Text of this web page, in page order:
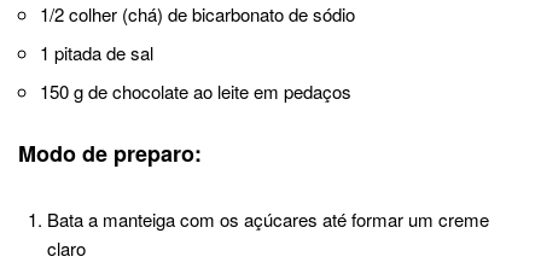
1/2 colher (chá) de bicarbonato de sódio
1 pitada de sal
150 g de chocolate ao leite em pedaços
Modo de preparo:
Bata a manteiga com os açúcares até formar um creme
claro